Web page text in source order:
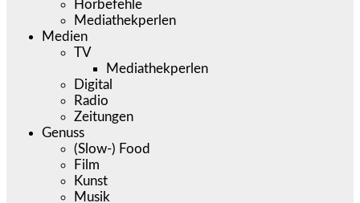
Hörbefehle
Mediathekperlen
Medien
TV
Mediathekperlen
Digital
Radio
Zeitungen
Genuss
(Slow-) Food
Film
Kunst
Musik